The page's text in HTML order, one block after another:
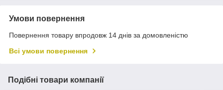
Умови повернення
Повернення товару впродовж 14 днів за домовленістю
Всі умови повернення
Подібні товари компанії